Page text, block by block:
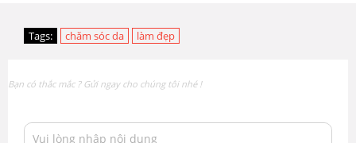
Tags: chăm sóc da làm đẹp
Bạn có thắc mắc ? Gửi ngay cho chúng tôi nhé !